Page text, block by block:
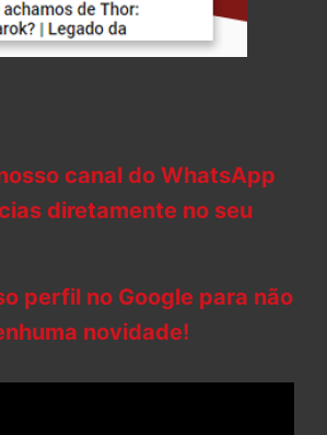
canal do WhatsApp
diretamente no seu
perfil no Google para não
novidade!